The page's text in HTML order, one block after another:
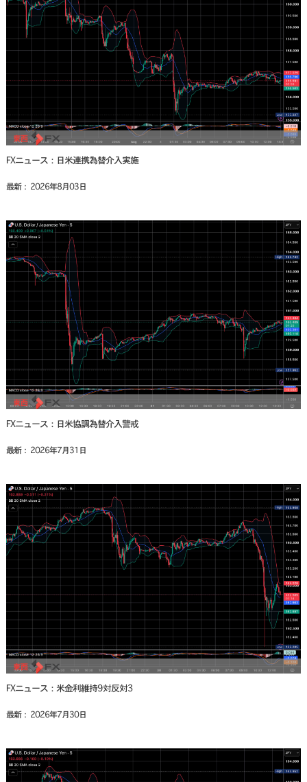
FXニュース：日米連携為替介入実施
最新： 2026年8月03日
FXニュース：日米協調為替介入警戒
最新： 2026年7月31日
FXニュース：米金利維持9対反対3
最新： 2026年7月30日